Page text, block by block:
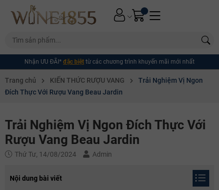
Nhận ƯU ĐÃI* đặc biệt từ các chương trình khuyến mãi mới nhất
Trang chủ KIẾN THỨC RƯỢU VANG
Trải Nghiệm Vị Ngon
Đích Thực Với Rượu Vang Beau Jardin
Trải Nghiệm Vị Ngon Đích Thực Với
Rượu Vang Beau Jardin
Thứ Tư, 14/08/2024 Admin
Nội dung bài viết